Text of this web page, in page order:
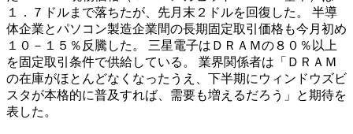
１．７ドルまで落ちたが、先月末２ドルを回復した。 半導
体企業とパソコン製造企業間の長期固定取引価格も今月初め
１０－１５％反騰した。 三星電子はＤＲＡＭの８０％以上
を固定取引条件で供給している。 業界関係者は「ＤＲＡＭ
の在庫がほとんどなくなったうえ、下半期にウィンドウズビ
スタが本格的に普及すれば、需要も増えるだろう」と期待を
表した。